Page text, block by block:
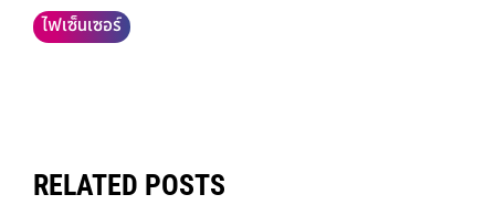
ไฟเซ็นเซอร์
RELATED POSTS